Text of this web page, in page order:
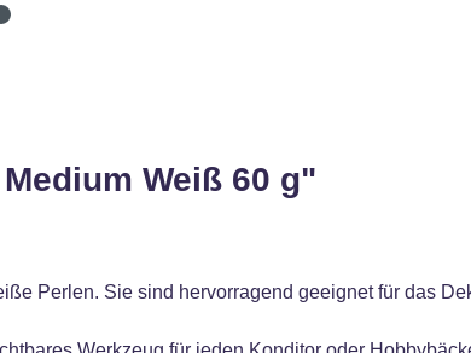
Weiß 60 g"
Perlen. Sie sind hervorragend geeignet für das